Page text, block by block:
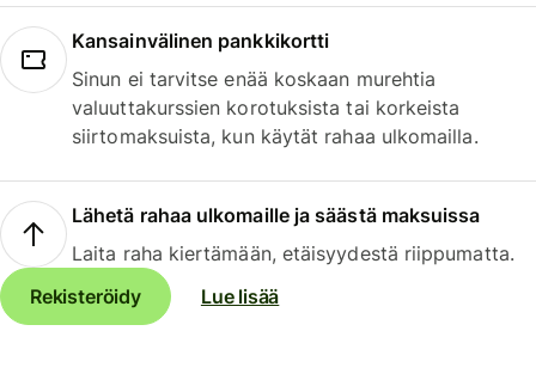
Kansainvälinen pankkikortti
Sinun ei tarvitse enää koskaan murehtia
valuuttakurssien korotuksista tai korkeista
siirtomaksuista, kun käytät rahaa ulkomailla.
Lähetä rahaa ulkomaille ja säästä maksuissa
Laita raha kiertämään, etäisyydestä riippumatta.
Rekisteröidy
Lue lisää